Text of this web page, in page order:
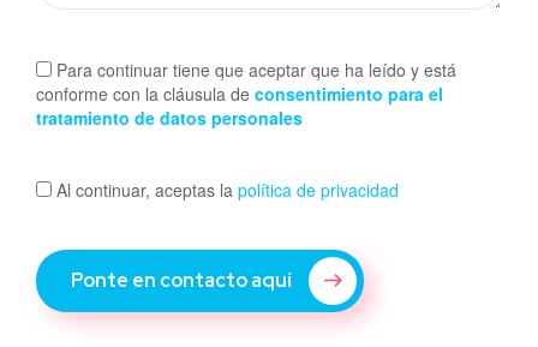
Para continuar tiene que aceptar que ha leído y está
conforme con la cláusula de consentimiento para el
tratamiento de datos personales
Al continuar, aceptas la política de privacidad
Ponte en contacto aquí